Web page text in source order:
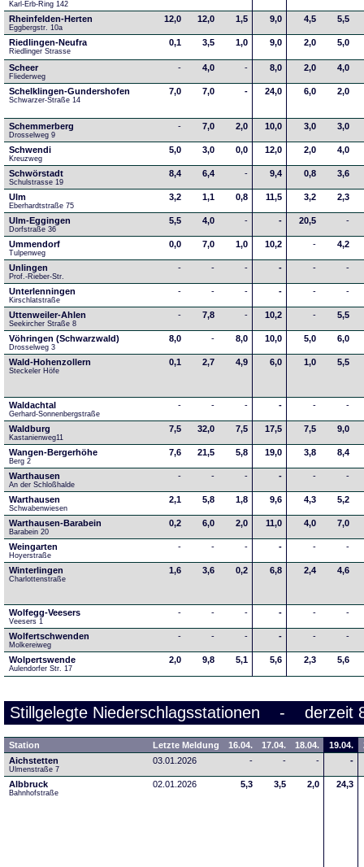
Karl-Erb-Ring 142
Rheinfelden-Herten
Eggbergstr. 10a
12,0 12,0 1,5 9,0 4,5 5,5
Riedlingen-Neufra
Riedlinger Strasse
0,1 3,5 1,0 9,0 2,0 5,0
Scheer
Fliederweg
- 4,0 - 8,0 2,0 4,0
Schelklingen-Gundershofen
Schwarzer-Straße 14
7,0 7,0 - 24,0 6,0 2,0
Schemmerberg
Drosselweg 9
- 7,0 2,0 10,0 3,0 3,0
Schwendi
Kreuzweg
5,0 3,0 0,0 12,0 2,0 4,0
Schwörstadt
Schulstrasse 19
8,4 6,4 - 9,4 0,8 3,6
Ulm
Eberhardtstraße 75
3,2 1,1 0,8 11,5 3,2 2,3
Ulm-Eggingen
Dorfstraße 36
5,5 4,0 - - 20,5 -
Ummendorf
Tulpenweg
0,0 7,0 1,0 10,2 - 4,2
Unlingen
Prof.-Rieber-Str.
- - - - - -
Unterlenningen
Kirschlatstraße
- - - - - -
Uttenweiler-Ahlen
Seekircher Straße 8
- 7,8 - 10,2 - 5,5
Vöhringen (Schwarzwald)
Drosselweg 3
8,0 - 8,0 10,0 5,0 6,0
Wald-Hohenzollern
Steckeler Höfe
0,1 2,7 4,9 6,0 1,0 5,5
Waldachtal
Gerhard-Sonnenbergstraße
- - - - - -
Waldburg
Kastanienweg11
7,5 32,0 7,5 17,5 7,5 9,0
Wangen-Bergerhöhe
Berg 2
7,6 21,5 5,8 19,0 3,8 8,4
Warthausen
An der Schloßhalde
- - - - - -
Warthausen
Schwabenwiesen
2,1 5,8 1,8 9,6 4,3 5,2
Warthausen-Barabein
Barabein 20
0,2 6,0 2,0 11,0 4,0 7,0
Weingarten
Hoyerstraße
- - - - - -
Winterlingen
Charlottenstraße
1,6 3,6 0,2 6,8 2,4 4,6
Wolfegg-Veesers
Veesers 1
- - - - - -
Wolfertschwenden
Molkereiweg
- - - - - -
Wolpertswende
Aulendorfer Str. 17
2,0 9,8 5,1 5,6 2,3 5,6
Stillgelegte Niederschlagsstationen - derzeit
Station Letzte Meldung 16.04. 17.04. 18.04. 19.04.
Aichstetten
Ulmenstraße 7
03.01.2026 - - - -
Albbruck
Bahnhofstraße
02.01.2026 5,3 3,5 2,0 24,3